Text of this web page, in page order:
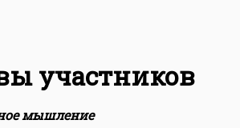
участников
мышление